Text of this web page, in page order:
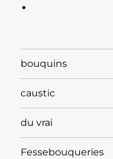
bouquins
caustic
du vrai
Fessebouqueries